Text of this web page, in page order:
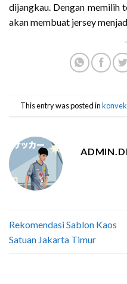
dijangkau. Dengan memilih
akan membuat jersey
This entry was posted in
Rekomendasi Sablon Kaos
Satuan Jakarta Timur